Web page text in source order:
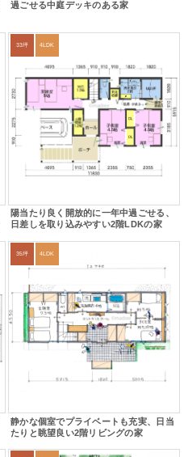
過ごせる中庭デッキのある家
33坪 4LDK
陽当たり良く開放的に一年中過ごせる、
日差しを取り込みやすい2階LDKの家
35坪 4LDK
静かな個室でプライベートも充実、日当
たりと眺望良い2階リビングの家